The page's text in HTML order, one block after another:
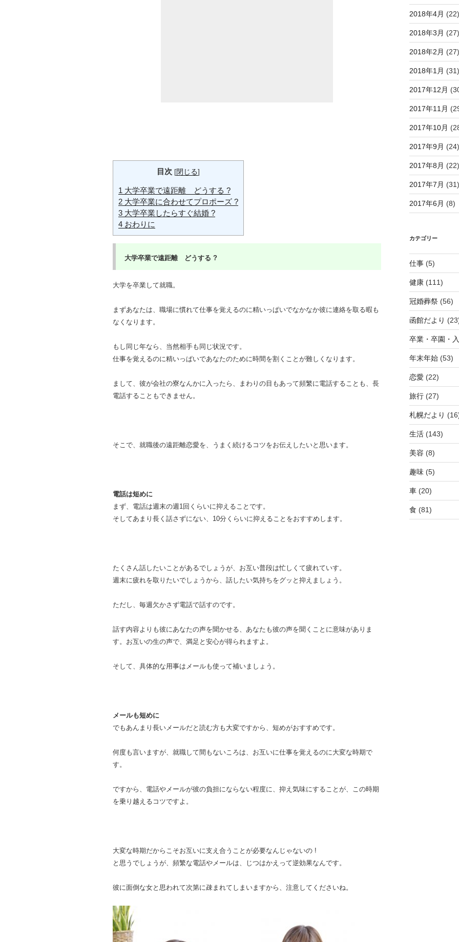
目次 [閉じる]
1 大学卒業で遠距離 どうする ?
2 大学卒業に合わせてプロポーズ ?
3 大学卒業したらすぐ結婚 ?
4 おわりに
大学卒業で遠距離 どうする ?
大学を卒業して就職。
まずあなたは、職場に慣れて仕事を覚えるのに精いっぱいでなかなか彼に連絡を取る暇も
なくなります。
もし同じ年なら、当然相手も同じ状況です。
仕事を覚えるのに精いっぱいであなたのために時間を割くことが難しくなります。
まして、彼が会社の寮なんかに入ったら、まわりの目もあって頻繁に電話することも、長
電話することもできません。
そこで、就職後の遠距離恋愛を、うまく続けるコツをお伝えしたいと思います。
電話は短めに
まず、電話は週末の週1回くらいに抑えることです。
そしてあまり長く話さずにない、10分くらいに抑えることをおすすめします。
たくさん話したいことがあるでしょうが、お互い普段は忙しくて疲れていす。
週末に疲れを取りたいでしょうから、話したい気持ちをグッと抑えましょう。
ただし、毎週欠かさず電話で話すのです。
話す内容よりも彼にあなたの声を聞かせる、あなたも彼の声を聞くことに意味がありま
す。お互いの生の声で、満足と安心が得られますよ。
そして、具体的な用事はメールも使って補いましょう。
メールも短めに
でもあんまり長いメールだと読む方も大変ですから、短めがおすすめです。
何度も言いますが、就職して間もないころは、お互いに仕事を覚えるのに大変な時期で
す。
ですから、電話やメールが彼の負担にならない程度に、抑え気味にすることが、この時期
を乗り越えるコツですよ。
大変な時期だからこそお互いに支え合うことが必要なんじゃないの !
と思うでしょうが、頻繁な電話やメールは、じつはかえって逆効果なんです。
彼に面倒な女と思われて次第に疎まれてしまいますから、注意してくださいね。
2018年4月 (22)
2018年3月 (27)
2018年2月 (27)
2018年1月 (31)
2017年12月
2017年11月
2017年10月
2017年9月 (24)
2017年8月 (22)
2017年7月 (31)
2017年6月 (8)
カテゴリー
仕事(5)
健康(111)
冠婚葬祭(56)
函館だより
卒業・卒園・
年末年始(53)
恋愛 (22)
旅行(27)
札幌だより
生活(143)
美容 (8)
趣味(5)
車(20)
食 (81)